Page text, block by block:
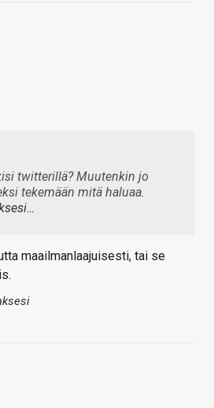
twitterillä? Muutenkin jo
tekemään mitä haluaa.
maailmanlaajuisesti, tai se